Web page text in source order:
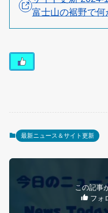
富士山の裾野で何
最新ニュース＆サイト更新
この記事
フォ